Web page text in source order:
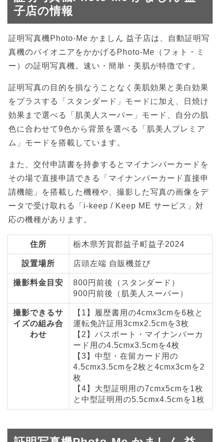
子店の情報
証明写真機Photo-Me かましん 益子店は、自動証明写
真機のパイオニアをかかげるPhoto-Me（フォト・ミ
ー）の証明写真機。速い・簡単・美肌が特徴です。
証明写真の目的を損なうことなく美肌効果と美白効果
をプラスする「スタンダード」モードに加え、日焼け
効果まで選べる「肌美人スーパー」モード、自分の肌
色に合わせて9色から背景を選べる「肌美人プレミア
ム」モードを搭載しています。
また、交付申請書を持参するとマイナンバーカードを
その場で直接申請できる「マイナンバーカード直接申
請機能」を搭載した機種や、撮影した写真の画像をデ
ータで受け取れる「i-keep / Keep ME サービス」対
応の機種があります。
住所 栃木県芳賀郡益子町益子2024
設置場所 店頭左端 自販機並び
撮影料金目安
800円前後（スタンダード）
900円前後（肌美人スーパー）
撮影できるサ
イズの組み合
わせ
【1】履歴書用の4cmx3cmを6枚と
運転免許証用3cmx2.5cmを3枚
【2】パスポート・マイナンバーカ
ード用の4.5cmx3.5cmを4枚
【3】中型・在留カード用の
4.5cmx3.5cmを2枚と4cmx3cmを2
枚
【4】大型証明用の7cmx5cmを1枚
と中型証明用の5.5cmx4.5cmを1枚